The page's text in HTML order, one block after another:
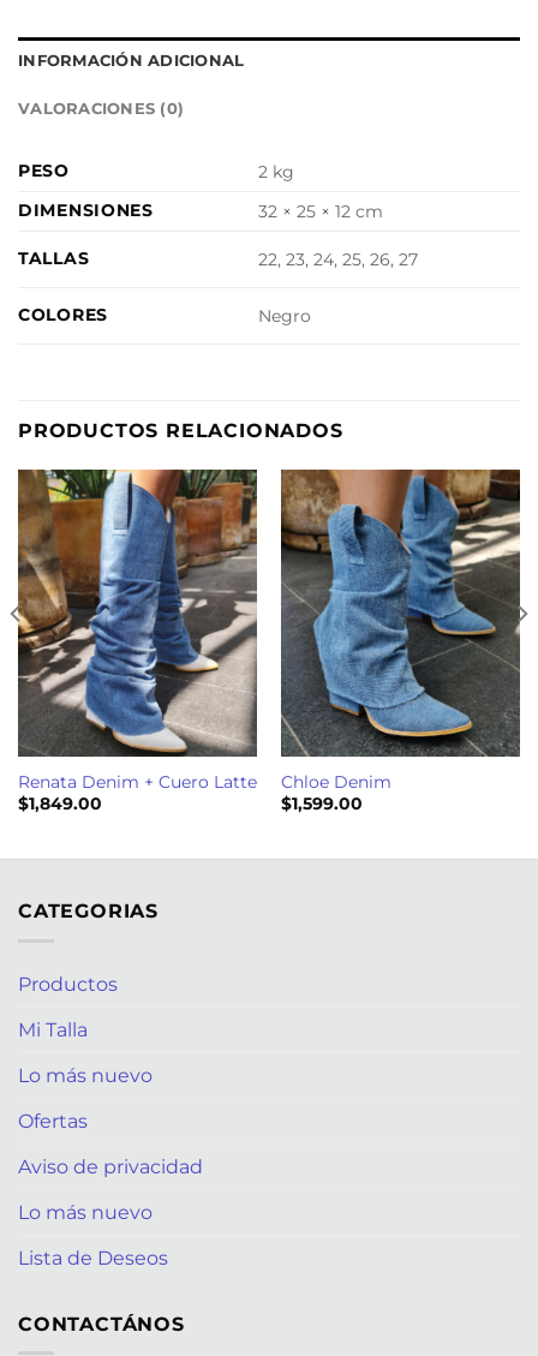
INFORMACIÓN ADICIONAL
VALORACIONES (0)
PESO
2 kg
DIMENSIONES
32 × 25 × 12 cm
TALLAS 22, 23, 24, 25, 26, 27
COLORES Negro
PRODUCTOS RELACIONADOS
Renata Denim + Cuero Latte
$1,849.00
Chloe Denim
$1,599.00
CATEGORIAS
Productos
Mi Talla
Lo más nuevo
Ofertas
Aviso de privacidad
Lo más nuevo
Lista de Deseos
CONTACTÁNOS